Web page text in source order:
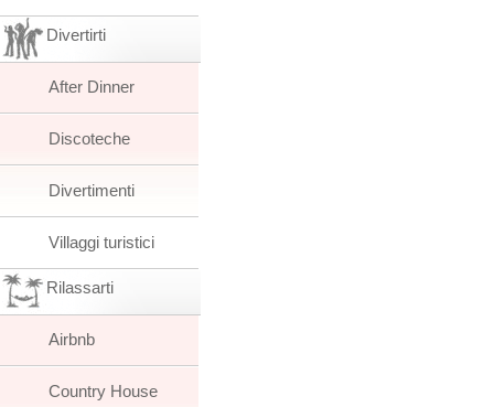
Divertirti
After Dinner
Discoteche
Divertimenti
Villaggi turistici
Rilassarti
Airbnb
Country House